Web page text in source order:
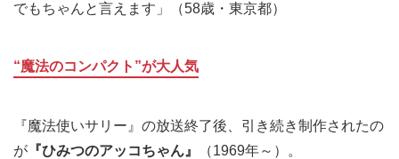
でもちゃんと言えます」（58歳・東京都）
“魔法のコンパクト”が大人気
『魔法使いサリー』の放送終了後、引き続き制作されたの
が 『ひみつのアッコちゃん』 （1969年～）。